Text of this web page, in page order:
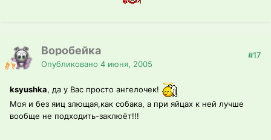
Воробейка
Опубликовано 4 июня, 2005
#17
ksyushka, да у Вас просто ангелочек!
Моя и без яиц злющая,как собака, а при яйцах к ней лучше
вообще не подходить-заклюёт!!!